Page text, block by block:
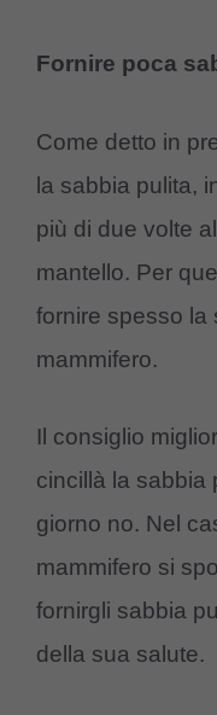
Fornire poca
Come detto in
la sabbia pulita,
più di due volte
mantello. Per
fornire spesso la
mammifero.
Il consiglio
cincillà la sabbia
giorno no. Nel
mammifero si
fornirgli sabbia
della sua salute.